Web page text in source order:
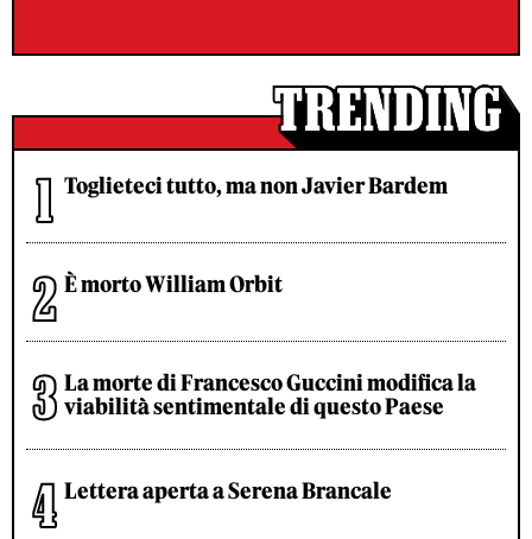
Toglieteci tutto, ma non Javier Bardem
È morto William Orbit
La morte di Francesco Guccini modifica la
viabilità sentimentale di questo Paese
Lettera aperta a Serena Brancale